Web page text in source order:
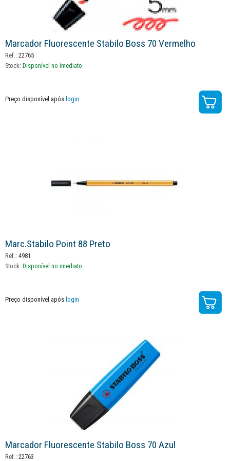
Marcador Fluorescente Stabilo Boss 70 Vermelho
Ref.: 22765
Stock: Disponível no imediato
Preço disponível após login
Marc.stabilo Point 88 Preto
Ref.: 4981
Stock: Disponível no imediato
Preço disponível após login
Marcador Fluorescente Stabilo Boss 70 Azul
Ref.: 22763